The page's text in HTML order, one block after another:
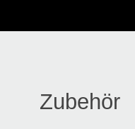
Zubehör